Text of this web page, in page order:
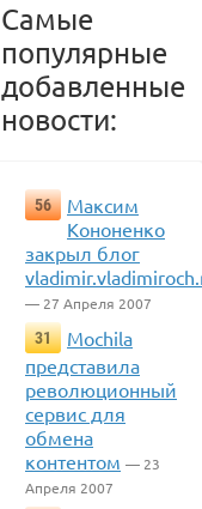
Самые
популярные
добавленные
новости:
56
Максим
Кононенко
закрыл блог
— 27 Апреля 2007
31
Mochila
представила
революционный
сервис для
обмена
контентом — 23
Апреля 2007